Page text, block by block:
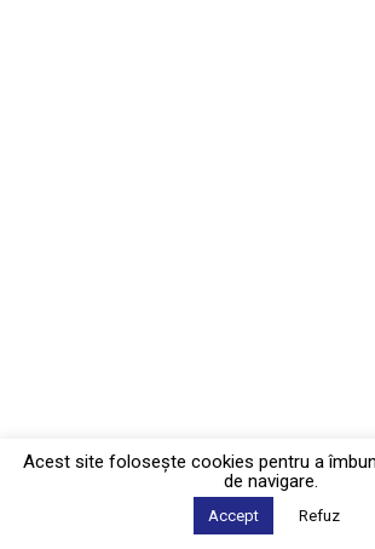
Acest site foloseşte cookies pentru a
de navigare.
Accept Refuz